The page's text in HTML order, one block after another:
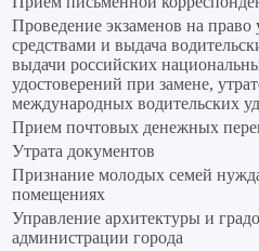
Проведение экзаменов на
средствами и выдача
выдачи российских
удостоверений при замене,
международных водительских
Прием почтовых денежных
Утрата документов
Признание молодых семей
помещениях
Управление архитектуры и
администрации города